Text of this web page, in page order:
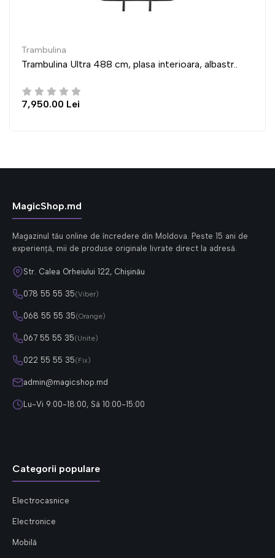
488 cm, plasa interioara, albastr.. Trambulina
MagicShop.md
Magazinul tău online de încredere din Moldova. Peste 15 ani de
experiență, mii de produse originale livrate direct la adresă.
Str. Calea Orheiului 122, Chișinău
078 55 55 35(Viber)
068 55 55 35(Orange)
067 55 55 35(Unite)
022 55 55 35(Fix)
admin@magicshop.md
Lu-Vi 9:00-18:00, Sâ 10:00-15:00
Categorii populare
Electrocasnice
Electronice
Mobilă